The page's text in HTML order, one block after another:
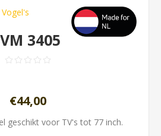
Vogel's
3405
€44,00
geschikt voor TV's tot 77 inch.